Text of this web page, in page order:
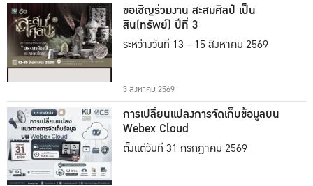
ขอเชิญร่วมงาน สะสมศิลป์ เป็น
สิน(ทรัพย์) ปีที่ 3
ระหว่างวันที่ 13 - 15 สิงหาคม 2569
3 สิงหาคม 2569
การเปลี่ยนแปลงการจัดเก็บข้อมูลบน
Webex Cloud
ตั้งแต่วันที่ 31 กรกฎาคม 2569